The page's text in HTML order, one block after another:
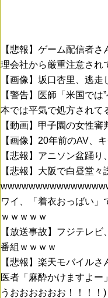
【悲報】ゲーム配信者
理会社から厳重注意され
【画像】坂口杏里、逃
【警告】医師「米国では
本では平気で処方されて
【動画】甲子園の女性審
【画像】20年前のAV、
【悲報】アニソン盆踊
【悲報】大阪で白昼堂々
ワイ、「着衣おっばい」
ｗｗｗｗｗ
【放送事故】フジテレ
番組ｗｗｗｗ
【悲報】楽天モバイル
医者「麻酔かけますよ
うおおおおおお！！！！)